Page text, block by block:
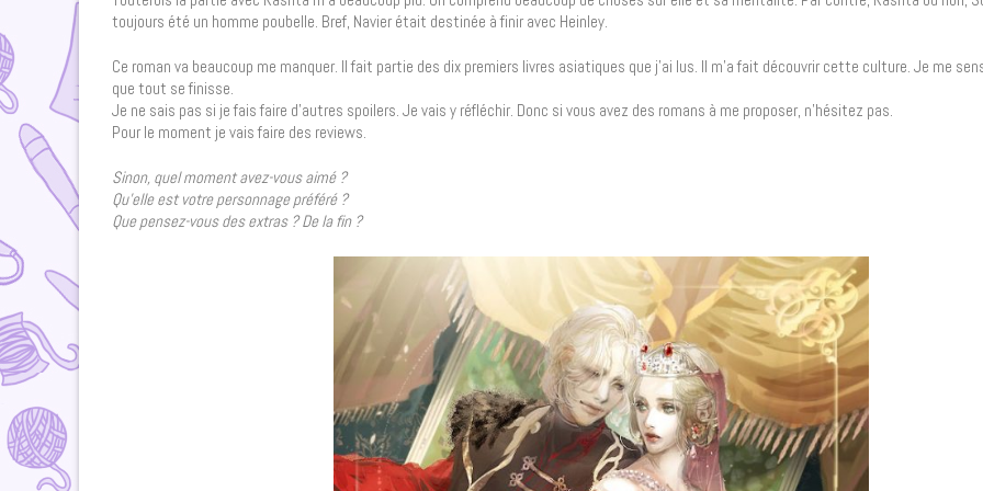
toujours été un homme poubelle. Bref, Navier était destinée à finir avec Heinley.
Ce roman va beaucoup me manquer. Il fait partie des dix premiers livres asiatiques que j’ai lus. Il m’a fait découvrir cette culture. Je me
que tout se finisse.
Je ne sais pas si je fais faire d’autres spoilers. Je vais y réfléchir. Donc si vous avez des romans à me proposer, n’hésitez pas.
Pour le moment je vais faire des reviews.
Sinon, quel moment avez-vous aimé ?
Qu’elle est votre personnage préféré ?
Que pensez-vous des extras ? De la fin ?